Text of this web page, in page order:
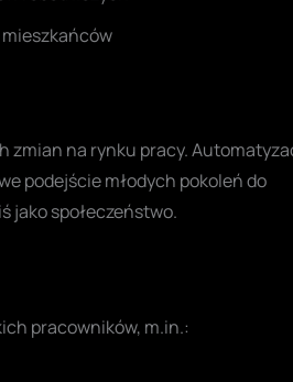
zmian na rynku pracy.
podejście młodych pokoleń do
jako społeczeństwo.
pracowników, m.in.: